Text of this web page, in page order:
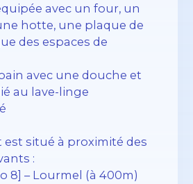
avec un four, un
hotte, une plaque de
des espaces de
avec une douche et
au lave-linge
est situé à proximité des
:
8] – Lourmel (à 400m)